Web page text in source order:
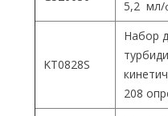
5,2 мл/
KT0828S
Набор
208